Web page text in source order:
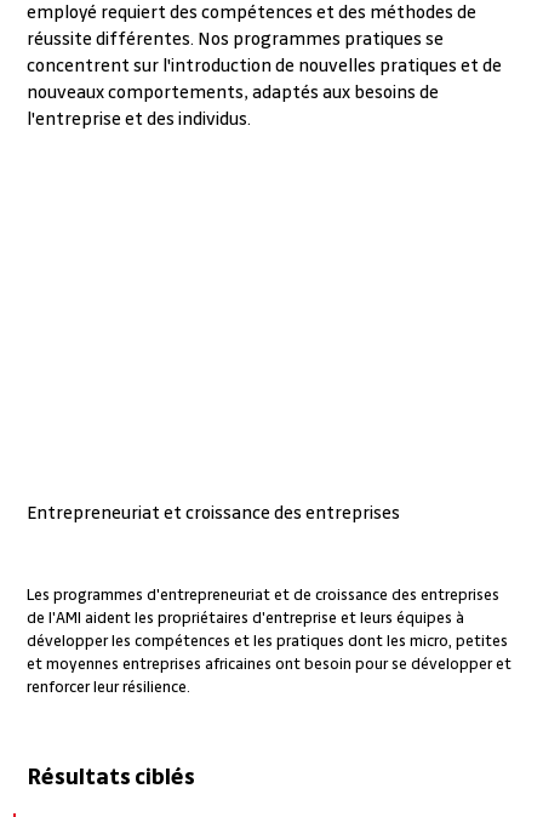
employé requiert des compétences et des méthodes de
réussite différentes. Nos programmes pratiques se
concentrent sur l'introduction de nouvelles pratiques et de
nouveaux comportements, adaptés aux besoins de
l'entreprise et des individus.
Entrepreneuriat et croissance des entreprises
Les programmes d'entrepreneuriat et de croissance des entreprises
de l'AMI aident les propriétaires d'entreprise et leurs équipes à
développer les compétences et les pratiques dont les micro, petites
et moyennes entreprises africaines ont besoin pour se développer et
renforcer leur résilience.
Résultats ciblés